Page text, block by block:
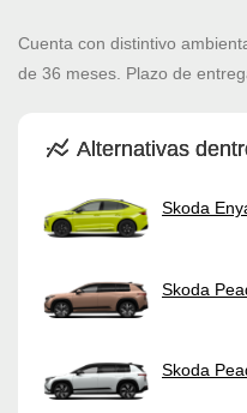
Cuenta con distintivo
de 36 meses. Plazo de
Alternativas
Skoda
Skoda
Skoda